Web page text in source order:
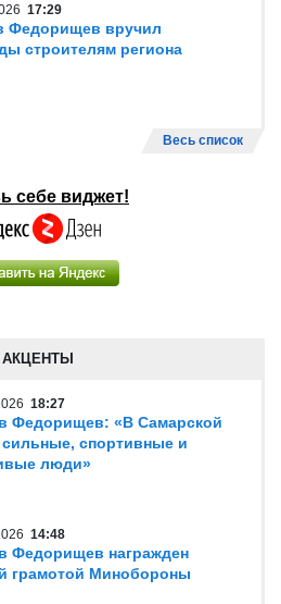
17:29
Федорищев вручил
строителям региона
Весь список
себе виджет!
АКЦЕНТЫ
18:27
Федорищев: «В Самарской
спортивные и
люди»
14:48
Федорищев награжден
грамотой Минобороны